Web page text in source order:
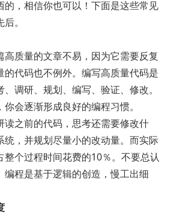
的，相信你也可以！下面是这些常见
。
高质量的文章不易，因为它需要反复
的代码也不例外。编写高质量代码是
调研、规划、编写、验证、修改。
会逐渐形成良好的编程习惯。
读之前的代码，思考还需要修改什
统，并规划尽量小的改动量。而实际
整个过程时间花费的10％。不要总认
编程是基于逻辑的创造，慢工出细